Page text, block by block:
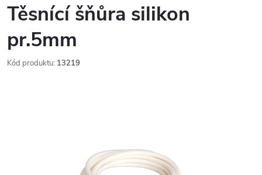
Těsnící šňůra silikon
pr.5mm
Kód produktu: 13219